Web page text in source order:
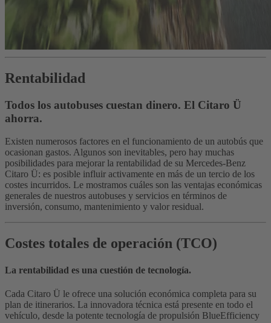
Rentabilidad
Todos los autobuses cuestan dinero. El Citaro Ü
ahorra.
Existen numerosos factores en el funcionamiento de un autobús que
ocasionan gastos. Algunos son inevitables, pero hay muchas
posibilidades para mejorar la rentabilidad de su Mercedes-Benz
Citaro Ü: es posible influir activamente en más de un tercio de los
costes incurridos. Le mostramos cuáles son las ventajas económicas
generales de nuestros autobuses y servicios en términos de
inversión, consumo, mantenimiento y valor residual.
Costes totales de operación (TCO)
La rentabilidad es una cuestión de tecnología.
Cada Citaro Ü le ofrece una solución económica completa para su
plan de itinerarios. La innovadora técnica está presente en todo el
vehículo, desde la potente tecnología de propulsión BlueEfficiency